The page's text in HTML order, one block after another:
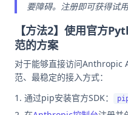
要障碍。注册即可获得试用
【方法2】使用官方
范的方案
对于能够直接访问Anthropic
范、最稳定的接入方式：
通过pip安装官方SDK：